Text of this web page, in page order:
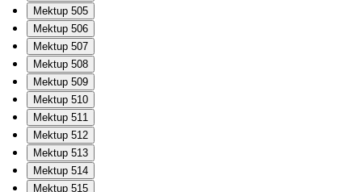
Mektup 505
Mektup 506
Mektup 507
Mektup 508
Mektup 509
Mektup 510
Mektup 511
Mektup 512
Mektup 513
Mektup 514
Mektup 515